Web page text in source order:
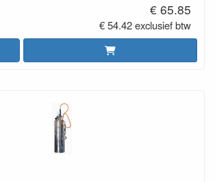
€ 65.85
€ 54.42 exclusief btw